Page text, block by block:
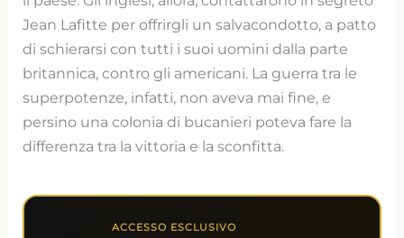
Jean Lafitte per offrirgli un salvacondotto, a patto
di schierarsi con tutti i suoi uomini dalla parte
britannica, contro gli americani. La guerra tra le
superpotenze, infatti, non aveva mai fine, e
persino una colonia di bucanieri poteva fare la
differenza tra la vittoria e la sconfitta.
ACCESSO ESCLUSIVO